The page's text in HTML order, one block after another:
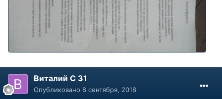
Виталий С 31
Опубликовано 8 сентября, 2018